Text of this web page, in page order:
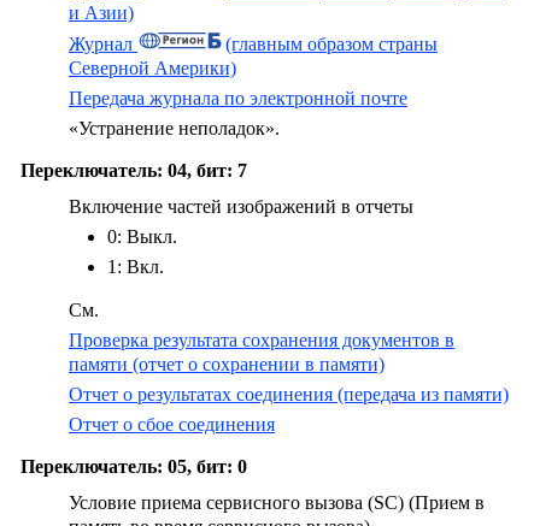
и Азии)
Журнал
(главным образом страны
Северной Америки)
Передача журнала по электронной почте
«Устранение неполадок».
Переключатель: 04, бит: 7
Включение частей изображений в отчеты
0: Выкл.
1: Вкл.
См.
Проверка результата сохранения документов в
памяти (отчет о сохранении в памяти)
Отчет о результатах соединения (передача из памяти)
Отчет о сбое соединения
Переключатель: 05, бит: 0
Условие приема сервисного вызова (SC) (Прием в